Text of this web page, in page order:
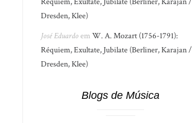
Dresden, Klee)
José EduardoemW. A. Mozart (1756-1791):
Réquiem, Exultate, Jubilate (Berliner, Karajan /
Dresden, Klee)
Blogs de Música